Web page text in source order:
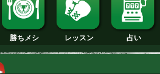
2010年